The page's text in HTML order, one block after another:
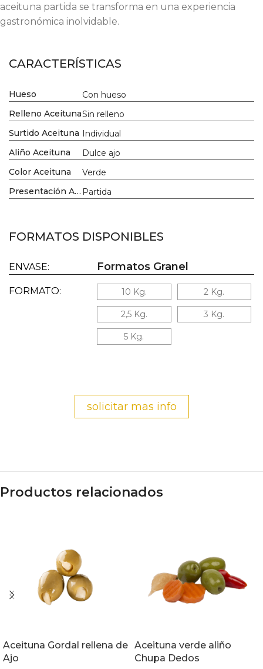
aceituna partida se transforma en una experiencia
gastronómica inolvidable.
CARACTERÍSTICAS
Hueso
Con hueso
Relleno AceitunaSin relleno
Surtido Aceituna Individual
Aliño Aceituna
Dulce ajo
Color Aceituna
Verde
Presentación Aceituna Partida
FORMATOS DISPONIBLES
ENVASE: Formatos Granel
FORMATO: 10 Kg. 2 Kg.
2,5 Kg. 3 Kg.
5 Kg.
solicitar mas info
Productos relacionados
Aceituna Gordal rellena de
Ajo
Aceituna verde aliño
Chupa Dedos